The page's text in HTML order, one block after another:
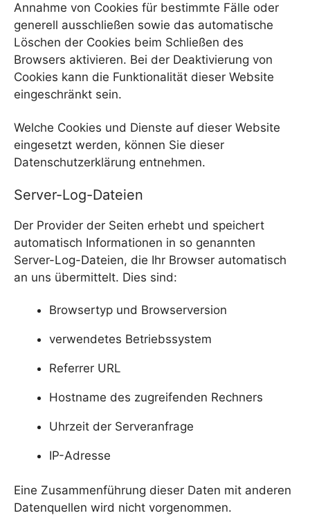
Annahme von Cookies für bestimmte Fälle oder
generell ausschließen sowie das automatische
Löschen der Cookies beim Schließen des
Browsers aktivieren. Bei der Deaktivierung von
Cookies kann die Funktionalität dieser Website
eingeschränkt sein.
Welche Cookies und Dienste auf dieser Website
eingesetzt werden, können Sie dieser
Datenschutzerklärung entnehmen.
Server-Log-Dateien
Der Provider der Seiten erhebt und speichert
automatisch Informationen in so genannten
Server-Log-Dateien, die Ihr Browser automatisch
an uns übermittelt. Dies sind:
Browsertyp und Browserversion
verwendetes Betriebssystem
Referrer URL
Hostname des zugreifenden Rechners
Uhrzeit der Serveranfrage
IP-Adresse
Eine Zusammenführung dieser Daten mit anderen
Datenquellen wird nicht vorgenommen.